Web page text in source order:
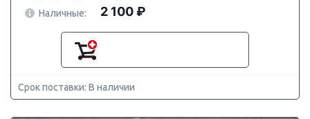
Наличные:
2 100 ₽
Срок поставки: В наличии